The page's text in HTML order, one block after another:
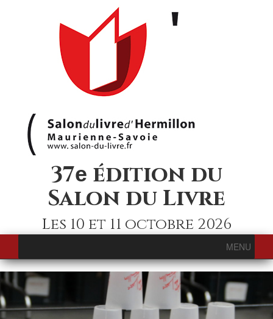
37e édition du
Salon du Livre
Les 10 et 11 octobre 2026
MENU